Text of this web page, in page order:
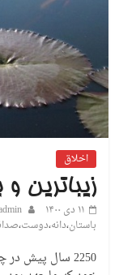
اخلاق
زیباترین
۱۱ دی ۱۴۰۰
باستان،دانه،دوست،
2250 سال پیش